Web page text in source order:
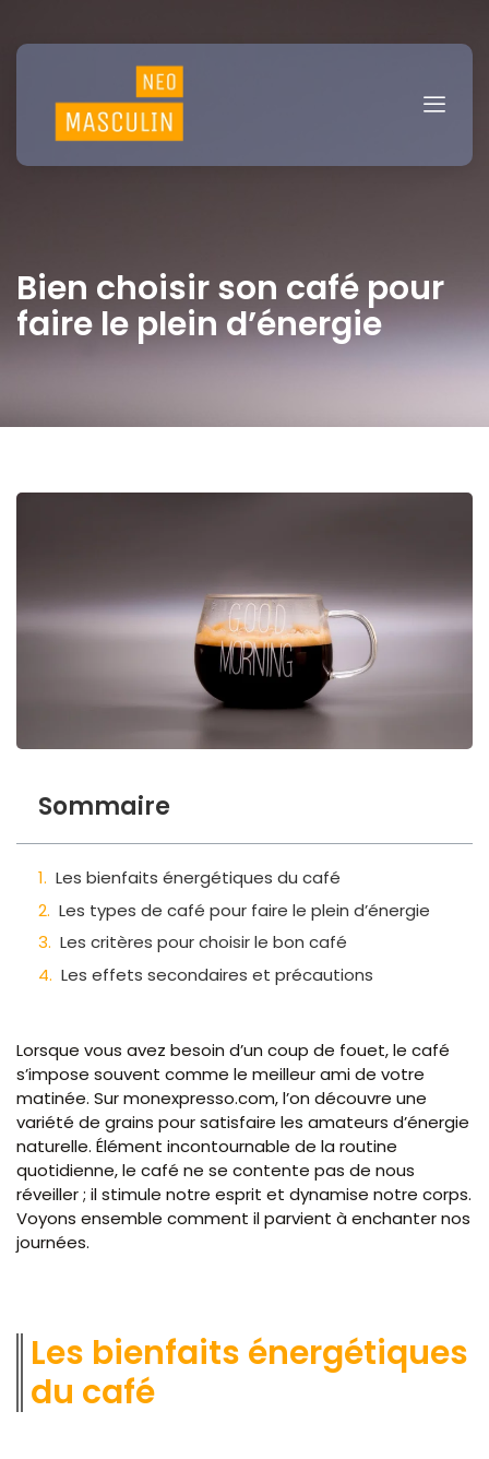
Bien choisir son café pour
faire le plein d’énergie
Sommaire
Les bienfaits énergétiques du café
Les types de café pour faire le plein d’énergie
Les critères pour choisir le bon café
Les effets secondaires et précautions
Lorsque vous avez besoin d’un coup de fouet, le café
s’impose souvent comme le meilleur ami de votre
matinée. Sur monexpresso.com, l’on découvre une
variété de grains pour satisfaire les amateurs d’énergie
naturelle. Élément incontournable de la routine
quotidienne, le café ne se contente pas de nous
réveiller ; il stimule notre esprit et dynamise notre corps.
Voyons ensemble comment il parvient à enchanter nos
journées.
Les bienfaits énergétiques
du café